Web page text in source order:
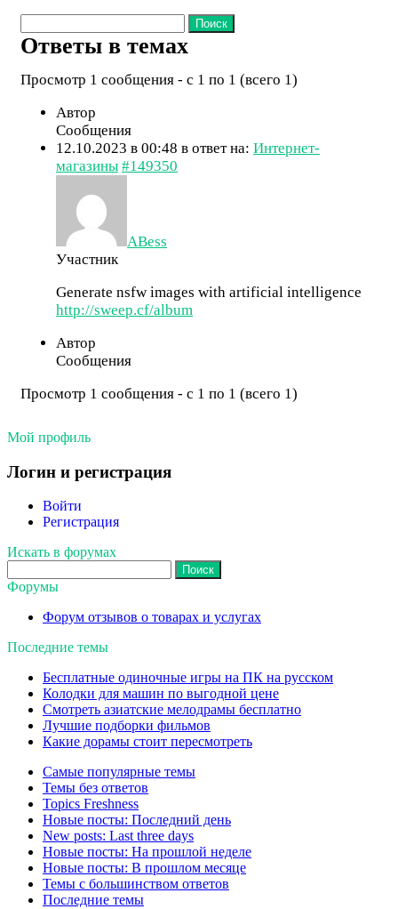
ответов:
Ответы в темах
Просмотр 1 сообщения - с 1 по 1 (всего 1)
Автор
Сообщения
12.10.2023 в 00:48 в ответ на: Интернет-
магазины #149350
ABess
Участник
Generate nsfw images with artificial intelligence
http://sweep.cf/album
Автор
Сообщения
Просмотр 1 сообщения - с 1 по 1 (всего 1)
Мой профиль
Логин и регистрация
Войти
Регистрация
Искать в форумах
Форумы
Форум отзывов о товарах и услугах
Последние темы
Бесплатные одиночные игры на ПК на русском
Колодки для машин по выгодной цене
Смотреть азиатские мелодрамы бесплатно
Лучшие подборки фильмов
Какие дорамы стоит пересмотреть
Самые популярные темы
Темы без ответов
Topics Freshness
Новые посты: Последний день
New posts: Last three days
Новые посты: На прошлой неделе
Новые посты: В прошлом месяце
Темы с большинством ответов
Последние темы